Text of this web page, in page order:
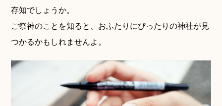
存知でしょうか。
ご祭神のことを知ると、おふたりにぴったりの神社が見
つかるかもしれませんよ。